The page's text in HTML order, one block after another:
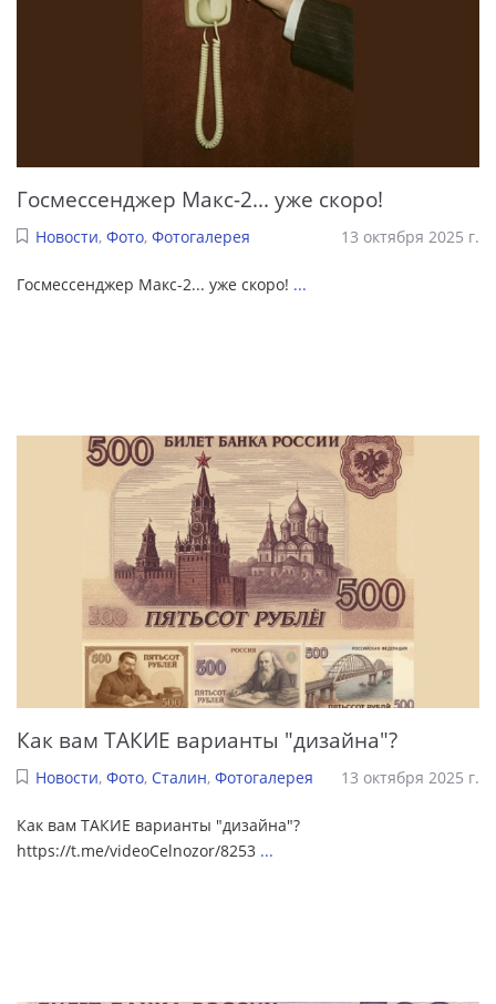
Госмессенджер Макс-2... уже скоро!
Новости, Фото, Фотогалерея 13 октября 2025 г.
Госмессенджер Макс-2... уже скоро! ...
Как вам ТАКИЕ варианты "дизайна"?
Новости, Фото, Сталин, Фотогалерея 13 октября 2025 г.
Как вам ТАКИЕ варианты "дизайна"?
https://t.me/videoCelnozor/8253 ...